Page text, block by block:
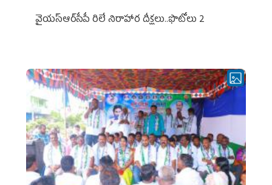
వైయ‌స్ఆర్‌సీపీ రిలే నిరాహార దీక్షలు..ఫొటోలు 2